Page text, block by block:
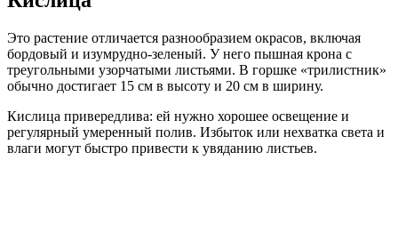
Это растение отличается разнообразием окрасов, включая
бордовый и изумрудно-зеленый. У него пышная крона с
треугольными узорчатыми листьями. В горшке «трилистник»
обычно достигает 15 см в высоту и 20 см в ширину.
Кислица привередлива: ей нужно хорошее освещение и
регулярный умеренный полив. Избыток или нехватка света и
влаги могут быстро привести к увяданию листьев.